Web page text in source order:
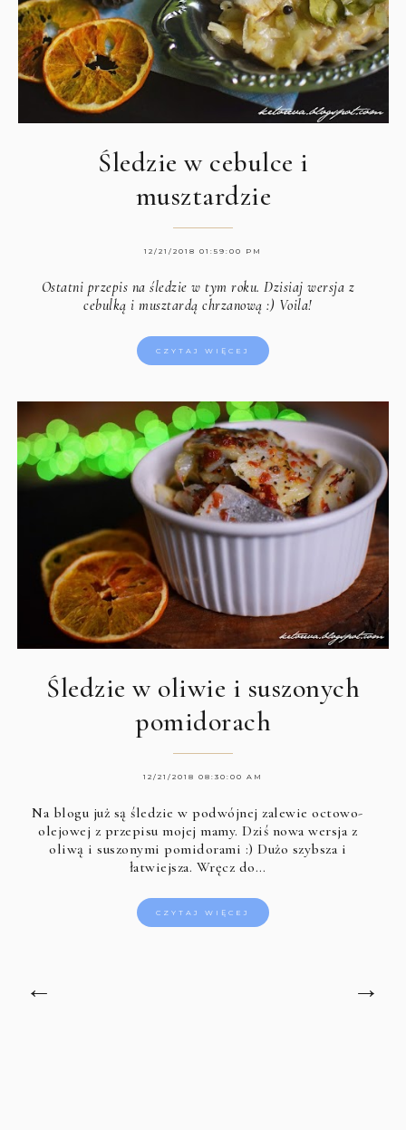
Śledzie w cebulce i
musztardzie
12/21/2018 01:59:00 PM
Ostatni przepis na śledzie w tym roku. Dzisiaj wersja z
cebulką i musztardą chrzanową :) Voila!
CZYTAJ WIĘCEJ
Śledzie w oliwie i suszonych
pomidorach
12/21/2018 08:30:00 AM
Na blogu już są śledzie w podwójnej zalewie octowo-
olejowej z przepisu mojej mamy. Dziś nowa wersja z
oliwą i suszonymi pomidorami :) Dużo szybsza i
łatwiejsza. Wręcz do…
CZYTAJ WIĘCEJ
← →